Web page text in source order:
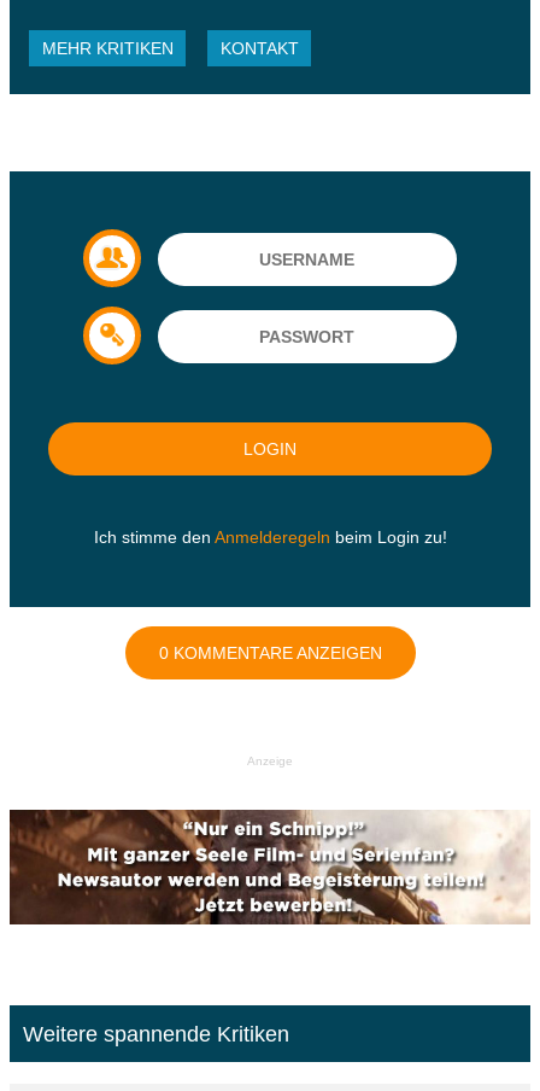
MEHR KRITIKEN KONTAKT
Ich stimme den Anmelderegeln beim Login zu!
0 KOMMENTARE ANZEIGEN
Anzeige
Weitere spannende Kritiken